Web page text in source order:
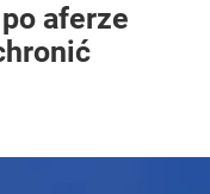
aferze